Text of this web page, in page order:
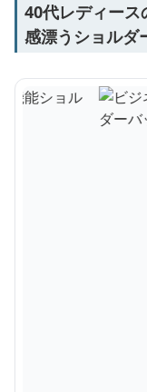
40代レディース
感漂うショルダ